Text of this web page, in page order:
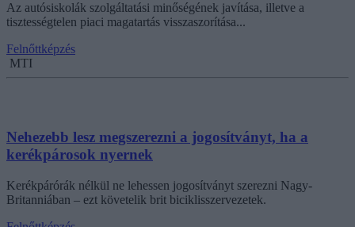
Az autósiskolák szolgáltatási minőségének javítása, illetve a
tisztességtelen piaci magatartás visszaszorítása...
Felnőttképzés
MTI
Nehezebb lesz megszerezni a jogosítványt, ha a
kerékpárosok nyernek
Kerékpárórák nélkül ne lehessen jogosítványt szerezni Nagy-
Britanniában – ezt követelik brit biciklisszervezetek.